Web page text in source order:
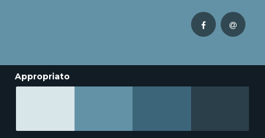
Appropriato